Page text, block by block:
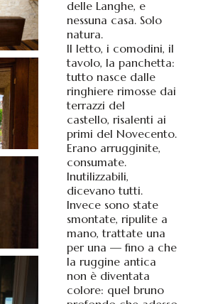
delle Langhe, e
nessuna casa. Solo
natura.
Il letto, i comodini, il
tavolo, la panchetta:
tutto nasce dalle
ringhiere rimosse dai
terrazzi del
castello, risalenti ai
primi del Novecento.
Erano arrugginite,
consumate.
Inutilizzabili,
dicevano tutti.
Invece sono state
smontate, ripulite a
mano, trattate una
per una — fino a che
la ruggine antica
non è diventata
colore: quel bruno